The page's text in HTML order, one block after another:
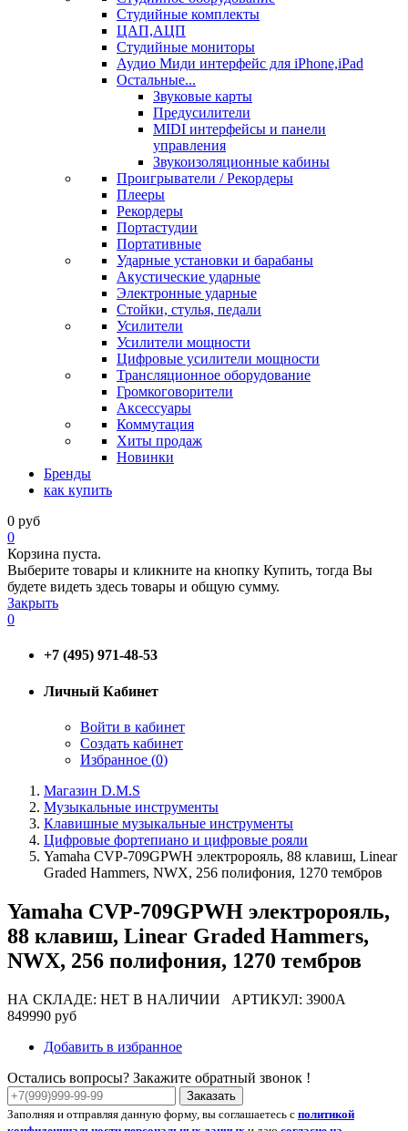
Студийные комплекты
ЦАП,АЦП
Студийные мониторы
Аудио Миди интерфейс для iPhone,iPad
Остальные...
Звуковые карты
Предусилители
MIDI интерфейсы и панели
управления
Звукоизоляционные кабины
Проигрыватели / Рекордеры
Плееры
Рекордеры
Портастудии
Портативные
Ударные установки и барабаны
Акустические ударные
Электронные ударные
Стойки, стулья, педали
Усилители
Усилители мощности
Цифровые усилители мощности
Трансляционное оборудование
Громкоговорители
Аксессуары
Коммутация
Хиты продаж
Новинки
Бренды
как купить
0 руб
0
Корзина пуста.
Выберите товары и кликните на кнопку Купить, тогда Вы
будете видеть здесь товары и общую сумму.
Закрыть
0
+7 (495) 971-48-53
Личный Кабинет
Войти в кабинет
Создать кабинет
Избранное (0)
Магазин D.M.S
Музыкальные инструменты
Клавишные музыкальные инструменты
Цифровые фортепиано и цифровые рояли
Yamaha CVP-709GPWH электророяль, 88 клавиш, Linear
Graded Hammers, NWX, 256 полифония, 1270 тембров
Yamaha CVP-709GPWH электророяль,
88 клавиш, Linear Graded Hammers,
NWX, 256 полифония, 1270 тембров
НА СКЛАДЕ: НЕТ В НАЛИЧИИ АРТИКУЛ: 3900A
849990 руб
Добавить в избранное
Остались вопросы? Закажите обратный звонок !
Заказать
Заполняя и отправляя данную форму, вы соглашаетесь с политикой